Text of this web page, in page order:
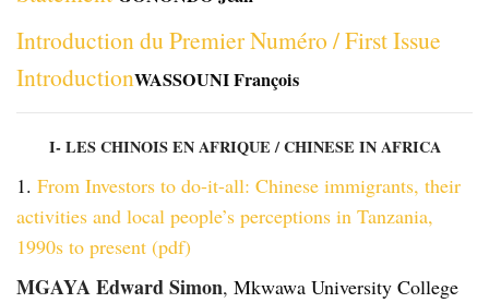
Introduction du Premier Numéro / First Issue
IntroductionWASSOUNI François
I- LES CHINOIS EN AFRIQUE / CHINESE IN AFRICA
1. From Investors to do-it-all: Chinese immigrants, their
activities and local people’s perceptions in Tanzania,
1990s to present (pdf)
MGAYA Edward Simon, Mkwawa University College